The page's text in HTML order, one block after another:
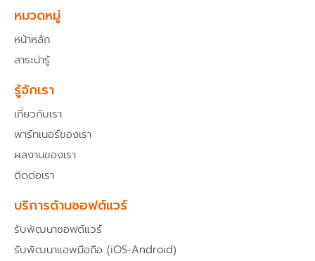
-
f
c
b
o
k
หมวดหมู่
หน้าหลัก
สาระน่ารู้
รู้จักเรา
เกี่ยวกับเรา
พาร์ทเนอร์ของเรา
ผลงานของเรา
ติดต่อเรา
บริการด้านซอฟต์แวร์
รับพัฒนาซอฟต์แวร์
รับพัฒนาแอพมือถือ (iOS-Android)